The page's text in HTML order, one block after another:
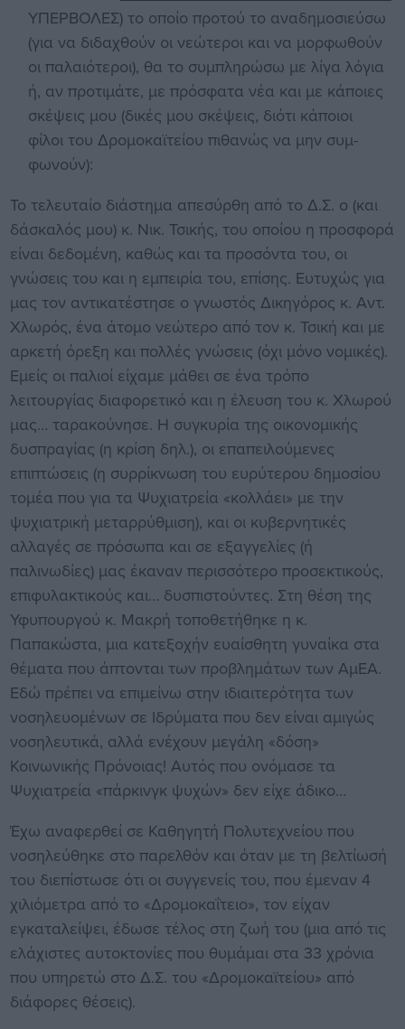
ΥΠΕΡΒΟΛΕΣ) το οποίο προτού το αναδημοσιεύσω
(για να διδαχθούν οι νεώτεροι και να μορφωθούν
οι παλαιότεροι), θα το συμπληρώσω με λίγα λόγια
ή, αν προτιμάτε, με πρόσφατα νέα και με κάποιες
σκέψεις μου (δικές μου σκέψεις, διότι κάποιοι
φίλοι του Δρομοκαϊτείου πιθανώς να μην συμ­
φωνούν):
Το τελευταίο διάστημα απεσύρθη από το Δ.Σ. ο (και
δάσκαλός μου) κ. Νικ. Τσικής, του οποίου η προσφορά
είναι δεδομένη, καθώς και τα προσόντα του, οι
γνώσεις του και η εμπειρία του, επίσης. Ευτυχώς για
μας τον αντικατέστησε ο γνωστός Δικηγόρος κ. Αντ.
Χλωρός, ένα άτομο νεώτερο από τον κ. Τσική και με
αρκετή όρεξη και πολλές γνώσεις (όχι μόνο νομικές).
Εμείς οι παλιοί είχαμε μάθει σε ένα τρόπο
λειτουργίας διαφο­ρετικό και η έλευση του κ. Χλωρού
μας… ταρακούνησε. Η συγκυρία της οικονομικής
δυσπραγίας (η κρίση δηλ.), οι επαπειλούμενες
επιπτώσεις (η συρρίκνωση του ευρύτερου δημοσίου
τομέα που για τα Ψυχιατρεία «κολλάει» με την
ψυχιατρική μεταρρύθμιση), και οι κυβερνητικές
αλλαγές σε πρό­σωπα και σε εξαγγελίες (ή
παλινωδίες) μας έκαναν περισσότερο προσεκτι­κούς,
επιφυλακτικούς και… δυσπιστούντες. Στη θέση της
Υφυπουργού κ. Μακρή τοποθετήθηκε η κ.
Παπακώστα, μια κατεξοχήν ευαίσθητη γυναίκα στα
θέματα που άπτονται των προβλημάτων των ΑμΕΑ.
Εδώ πρέπει να επι­μείνω στην ιδιαιτερότητα των
νοσηλευομένων σε Ιδρύματα που δεν είναι αμιγώς
νοσηλευτικά, αλλά ενέχουν μεγάλη «δόση»
Κοινωνικής Πρόνοιας! Αυτός που ονόμασε τα
Ψυχιατρεία «πάρκινγκ ψυχών» δεν είχε άδικο…
Έχω αναφερθεί σε Καθηγητή Πολυτεχνείου που
νοσηλεύθηκε στο πα­ρελθόν και όταν με τη βελτίωσή
του διεπίστωσε ότι οι συγγενείς του, που έμεναν 4
χιλιόμετρα από το «Δρομοκαΐτειο», τον είχαν
εγκαταλείψει, έδωσε τέλος στη ζωή του (μια από τις
ελάχιστες αυτοκτονίες που θυμάμαι στα 33 χρόνια
που υπηρετώ στο Δ.Σ. του «Δρομοκαϊτείου» από
διάφορες θέσεις).